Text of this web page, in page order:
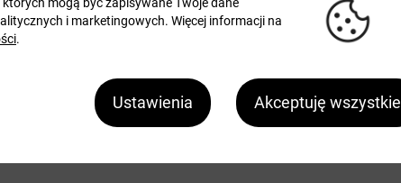
i marketingowych. Więcej informacji na
.
Ustawienia Akceptuję wszystkie